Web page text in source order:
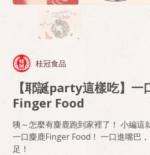
桂冠食品
【耶誕party這樣吃】一
Finger Food
咦～怎麼有麋鹿跑到家裡了！ 小編這
一口麋鹿Finger Food！ 一口進嘴巴
足！